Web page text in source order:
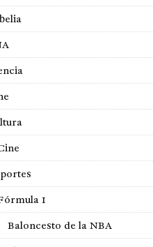
1
Baloncesto de la NBA